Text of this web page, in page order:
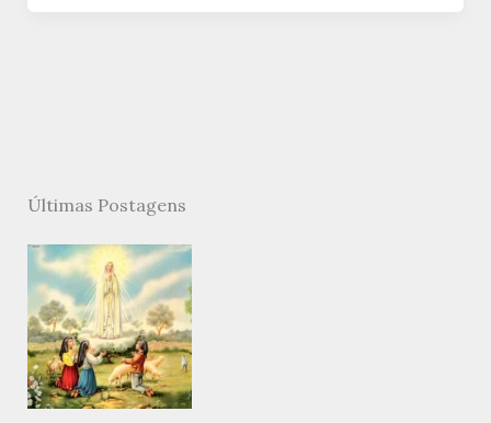
Últimas Postagens